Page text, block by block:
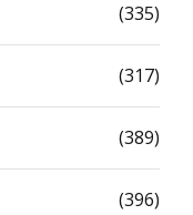
(335)
(317)
(389)
(396)